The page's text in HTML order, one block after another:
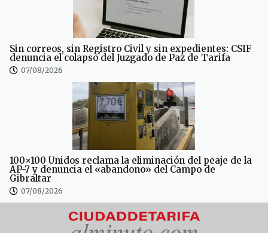
Sin correos, sin Registro Civil y sin expedientes: CSIF
denuncia el colapso del Juzgado de Paz de Tarifa
07/08/2026
100×100 Unidos reclama la eliminación del peaje de la
AP-7 y denuncia el «abandono» del Campo de
Gibraltar
07/08/2026